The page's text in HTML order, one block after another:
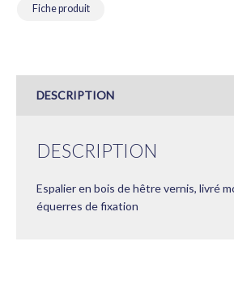
HAUTEUR
Fiche produit
DESCRIPTION
DESCRIPTION
Espalier en bois de hêtre vernis, livré
équerres de fixation